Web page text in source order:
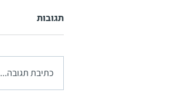
תגובות
כתיבת תגובה...